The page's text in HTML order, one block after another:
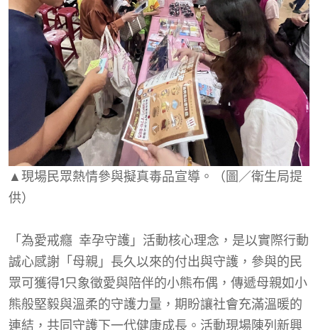
▲現場民眾熱情參與擬真毒品宣導。（圖／衛生局提
供）
「為愛戒癮 幸孕守護」活動核心理念，是以實際行動
誠心感謝「母親」長久以來的付出與守護，參與的民
眾可獲得1只象徵愛與陪伴的小熊布偶，傳遞母親如小
熊般堅毅與溫柔的守護力量，期盼讓社會充滿溫暖的
連結，共同守護下一代健康成長。活動現場陳列新興